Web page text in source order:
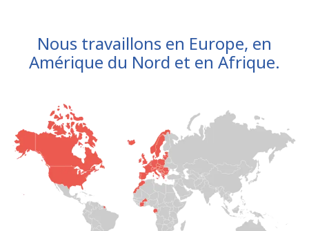
Nous travaillons en Europe, en
Amérique du Nord et en Afrique.